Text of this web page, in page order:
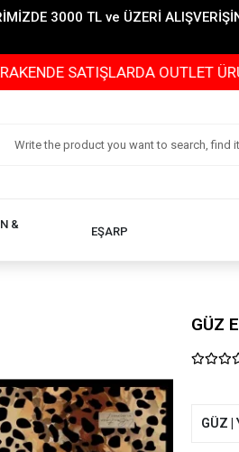
3000 TL ve ÜZERİ
SATIŞLARDA OUTLET
&
EŞARP
GÜZ
GÜZ |